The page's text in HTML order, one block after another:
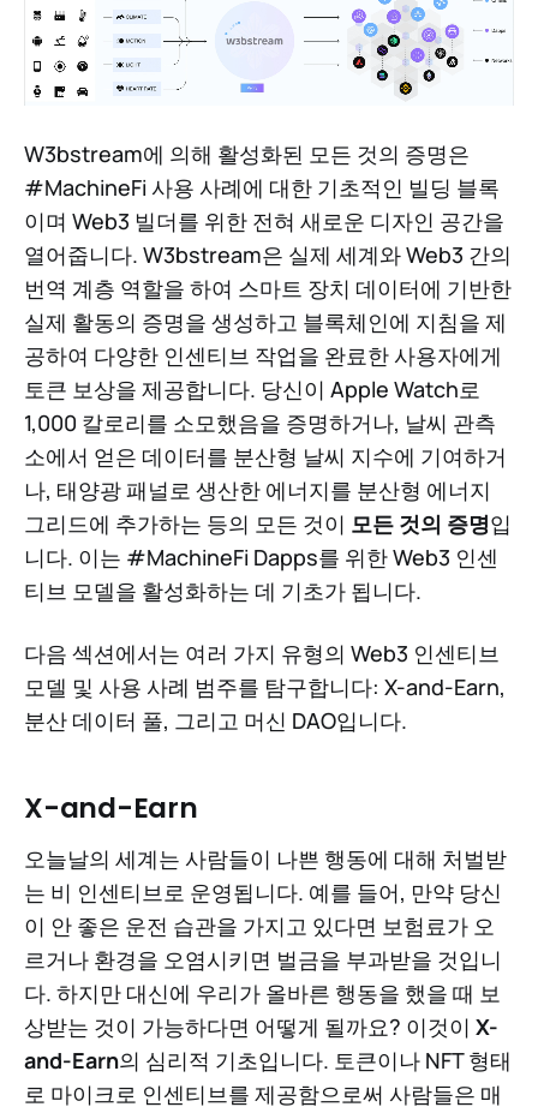
W3bstream에 의해 활성화된 모든 것의 증명은
#MachineFi 사용 사례에 대한 기초적인 빌딩 블록
이며 Web3 빌더를 위한 전혀 새로운 디자인 공간을
열어줍니다. W3bstream은 실제 세계와 Web3 간의
번역 계층 역할을 하여 스마트 장치 데이터에 기반한
실제 활동의 증명을 생성하고 블록체인에 지침을 제
공하여 다양한 인센티브 작업을 완료한 사용자에게
토큰 보상을 제공합니다. 당신이 Apple Watch로
1,000 칼로리를 소모했음을 증명하거나, 날씨 관측
소에서 얻은 데이터를 분산형 날씨 지수에 기여하거
나, 태양광 패널로 생산한 에너지를 분산형 에너지
그리드에 추가하는 등의 모든 것이 모든 것의 증명입
니다. 이는 #MachineFi Dapps를 위한 Web3 인센
티브 모델을 활성화하는 데 기초가 됩니다.
다음 섹션에서는 여러 가지 유형의 Web3 인센티브
모델 및 사용 사례 범주를 탐구합니다: X-and-Earn,
분산 데이터 풀, 그리고 머신 DAO입니다.
X-and-Earn
오늘날의 세계는 사람들이 나쁜 행동에 대해 처벌받
는 비 인센티브로 운영됩니다. 예를 들어, 만약 당신
이 안 좋은 운전 습관을 가지고 있다면 보험료가 오
르거나 환경을 오염시키면 벌금을 부과받을 것입니
다. 하지만 대신에 우리가 올바른 행동을 했을 때 보
상받는 것이 가능하다면 어떻게 될까요? 이것이 X-
and-Earn의 심리적 기초입니다. 토큰이나 NFT 형태
로 마이크로 인센티브를 제공함으로써 사람들은 매